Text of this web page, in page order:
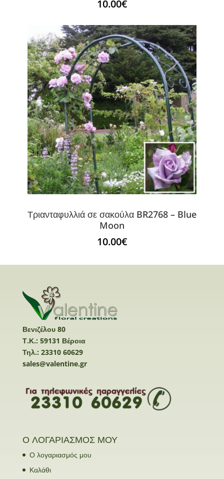
10.00€
Τριανταφυλλιά σε σακούλα BR2768 – Blue
Moon
10.00€
Βενιζέλου 80
Τ.Κ.: 59131 Βέροια
Τηλ.: 23310 60629
sales@valentine.gr
Ο ΛΟΓΑΡΙΑΣΜΟΣ ΜΟΥ
Ο λογαριασμός μου
Καλάθι